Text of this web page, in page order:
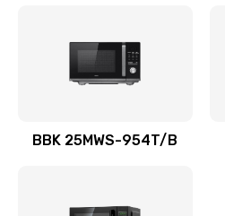
BBK 25MWS-954T/B